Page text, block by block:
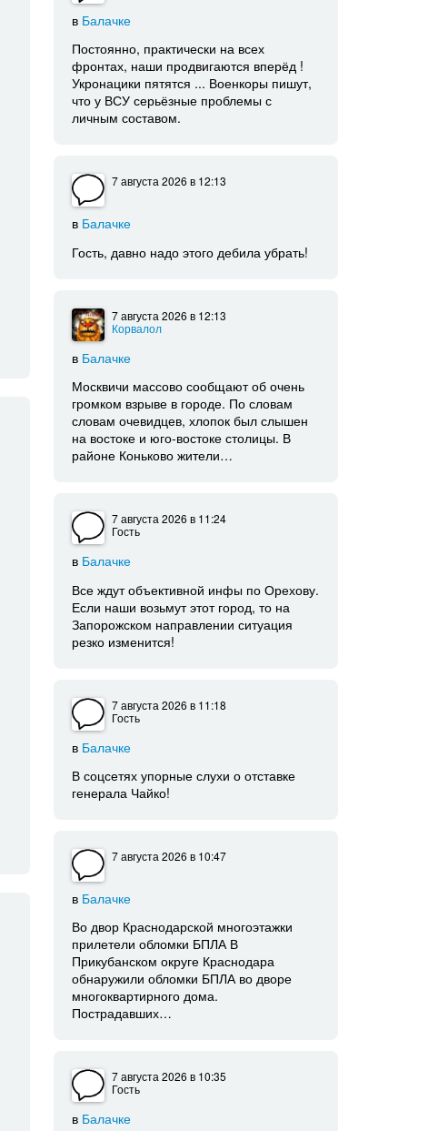
в Балачке
Постоянно, практически на всех
фронтах, наши продвигаются вперёд !
Укронацики пятятся ... Военкоры пишут,
что у ВСУ серьёзные проблемы с
личным составом.
7 августа 2026в 12:13
в Балачке
Гость, давно надо этого дебила убрать!
7 августа 2026в 12:13
Корвалол
в Балачке
Москвичи массово сообщают об очень
громком взрыве в городе. По словам
словам очевидцев, хлопок был слышен
на востоке и юго-востоке столицы. В
районе Коньково жители…
7 августа 2026в 11:24
Гость
в Балачке
Все ждут объективной инфы по Орехову.
Если наши возьмут этот город, то на
Запорожском направлении ситуация
резко изменится!
7 августа 2026в 11:18
Гость
в Балачке
В соцсетях упорные слухи о отставке
генерала Чайко!
7 августа 2026в 10:47
в Балачке
Во двор Краснодарской многоэтажки
прилетели обломки БПЛА В
Прикубанском округе Краснодара
обнаружили обломки БПЛА во дворе
многоквартирного дома.
Пострадавших…
7 августа 2026в 10:35
Гость
в Балачке